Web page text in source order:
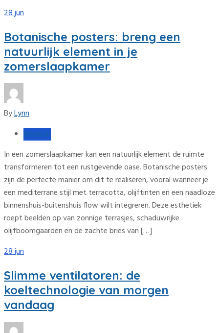
28jun
Botanische posters: breng een
natuurlijk element in je
zomerslaapkamer
ByLynn
Interieur
In een zomerslaapkamer kan een natuurlijk element de ruimte
transformeren tot een rustgevende oase. Botanische posters
zijn de perfecte manier om dit te realiseren, vooral wanneer je
een mediterrane stijl met terracotta, olijftinten en een naadloze
binnenshuis-buitenshuis flow wilt integreren. Deze esthetiek
roept beelden op van zonnige terrasjes, schaduwrijke
olijfboomgaarden en de zachte bries van […]
28jun
Slimme ventilatoren: de
koeltechnologie van morgen
vandaag